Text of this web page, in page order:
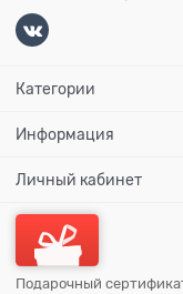
Категории
Информация
Личный кабинет
Подарочный